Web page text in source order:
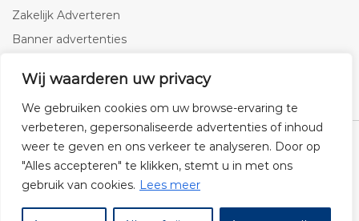
Wij waarderen uw privacy
We gebruiken cookies om uw browse-ervaring te
verbeteren, gepersonaliseerde advertenties of inhoud
weer te geven en ons verkeer te analyseren. Door op
"Alles accepteren" te klikken, stemt u in met ons
gebruik van cookies. Lees meer
Zakelijk Adverteren
Banner advertenties
SEO copywriting